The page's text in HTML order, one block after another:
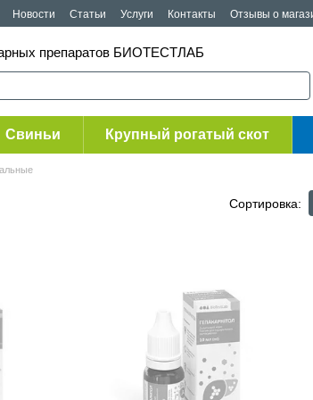
Новости Статьи Услуги Контакты Отзывы о
препаратов БИОТЕСТЛАБ
Свиньи Крупный рогатый скот
Сортировка: